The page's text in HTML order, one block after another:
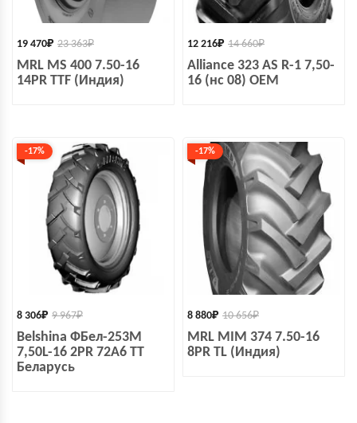
23 363₽
19 470₽
MRL MS 400 7.50-16
14PR TTF (Индия)
14 660₽
12 216₽
Alliance 323 AS R-1 7,50-
16 (нс 08) OEM
-17%
9 967₽
8 306₽
Belshina ФБел-253М
7,50L-16 2PR 72A6 TT
Беларусь
-17%
10 656₽
8 880₽
MRL MIM 374 7.50-16
8PR TL (Индия)